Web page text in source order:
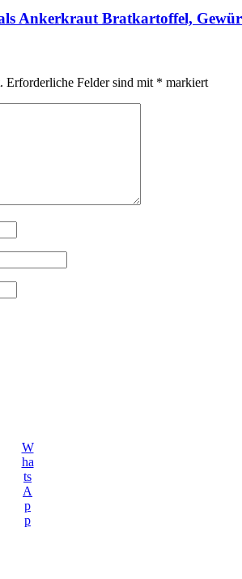
Ankerkraut Bratkartoffel,
Erforderliche Felder sind mit * markiert
W
ha
ts
A
p
p